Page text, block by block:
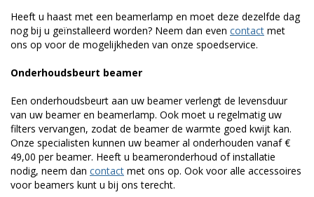
Heeft u haast met een beamerlamp en moet deze dezelfde dag
nog bij u geïnstalleerd worden? Neem dan even contact met
ons op voor de mogelijkheden van onze spoedservice.
Onderhoudsbeurt beamer
Een onderhoudsbeurt aan uw beamer verlengt de levensduur
van uw beamer en beamerlamp. Ook moet u regelmatig uw
filters vervangen, zodat de beamer de warmte goed kwijt kan.
Onze specialisten kunnen uw beamer al onderhouden vanaf €
49,00 per beamer. Heeft u beameronderhoud of installatie
nodig, neem dan contact met ons op. Ook voor alle accessoires
voor beamers kunt u bij ons terecht.